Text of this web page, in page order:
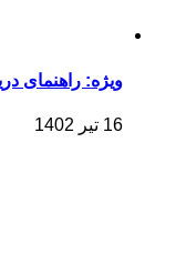
ویژه: راهنمای
16 تیر 1402